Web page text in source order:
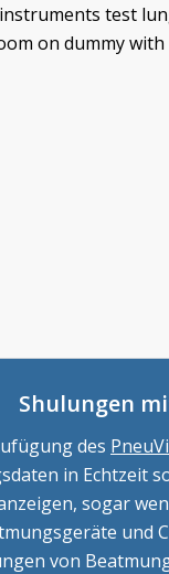
Shulungen
des
in Echtzeit
sogar
und
von